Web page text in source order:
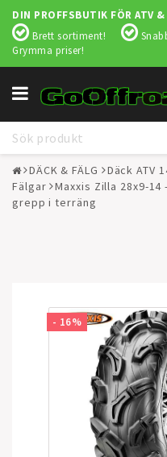
DIN PROFFSBUTIK FÖR ATV
Brett sortiment!
Grymma priser!
Toggle
navigation
DÄCK & FÄLG Däck ATV
Fälgar
Maxxis Zilla 28x9-
grepp i terräng
- 16%